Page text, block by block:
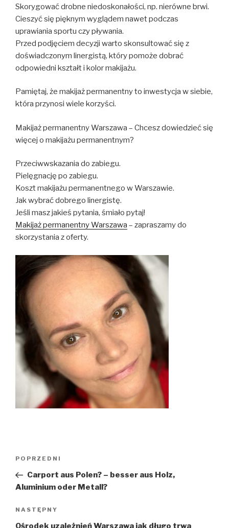
Skorygować drobne niedoskonałości, np. nierówne brwi.
Cieszyć się pięknym wyglądem nawet podczas
uprawiania sportu czy pływania.
Przed podjęciem decyzji warto skonsultować się z
doświadczonym linergistą, który pomoże dobrać
odpowiedni kształt i kolor makijażu.
Pamiętaj, że makijaż permanentny to inwestycja w siebie,
która przynosi wiele korzyści.
Makijaż permanentny Warszawa – Chcesz dowiedzieć się
więcej o makijażu permanentnym?
Przeciwwskazania do zabiegu.
Pielęgnację po zabiegu.
Koszt makijażu permanentnego w Warszawie.
Jak wybrać dobrego linergistę.
Jeśli masz jakieś pytania, śmiało pytaj!
Makijaż permanentny Warszawa – zapraszamy do
skorzystania z oferty.
Nawigacja
Poprzedni
wpis
POPRZEDNI
Carport aus Polen? – besser aus Holz,
Aluminium oder Metall?
Następny
wpis
NASTĘPNY
Ośrodek uzależnień Warszawa jak długo trwa